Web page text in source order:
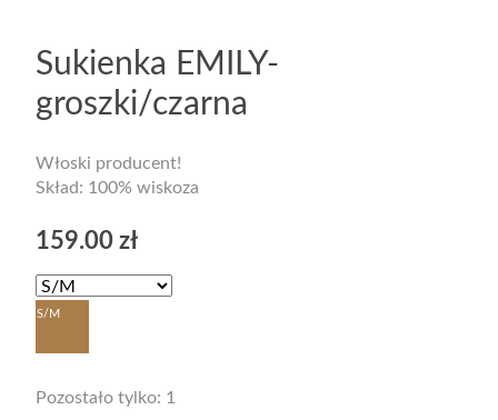
Sukienka EMILY-
groszki/czarna
Włoski producent!
Skład: 100% wiskoza
159.00 zł
S/M
Pozostało tylko: 1